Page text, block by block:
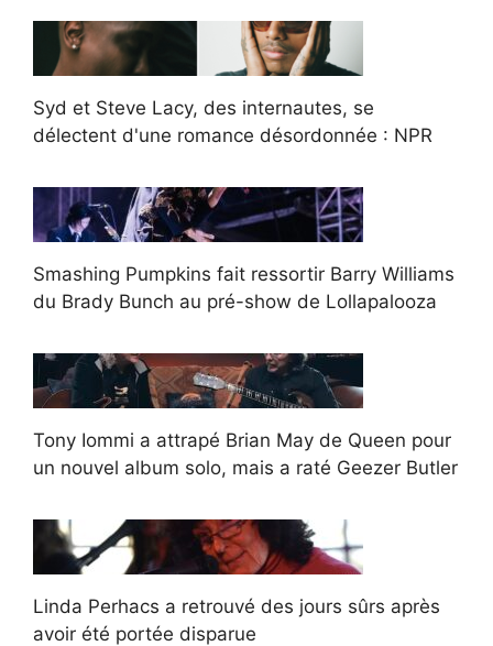
Syd et Steve Lacy, des internautes, se
délectent d'une romance désordonnée : NPR
Smashing Pumpkins fait ressortir Barry Williams
du Brady Bunch au pré-show de Lollapalooza
Tony Iommi a attrapé Brian May de Queen pour
un nouvel album solo, mais a raté Geezer Butler
Linda Perhacs a retrouvé des jours sûrs après
avoir été portée disparue